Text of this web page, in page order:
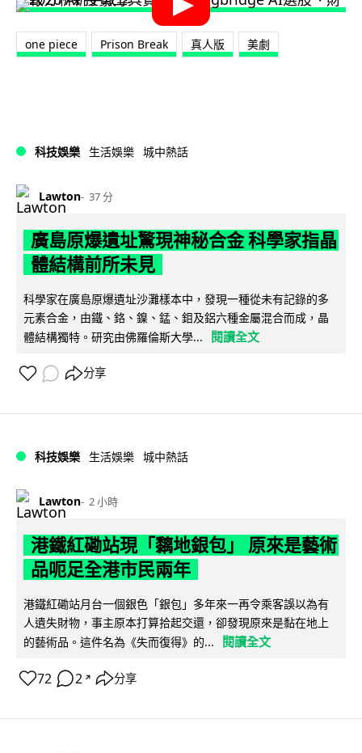
one piece Prison Break 真人版 美劇
科技娛樂 生活娛樂 城中熱話
Lawton 37 分
廣島原爆遺址驚現神秘合金 科學家指晶
體結構前所未見
科學家在廣島原爆遺址沙灘樣本中，發現一種從未有記錄的多
元素合金，由鐵、鉻、鎳、錳、鉬及鋁六種金屬混合而成，晶
體結構獨特。研究由佛羅倫斯大學...
閱讀全文
分享
科技娛樂 生活娛樂 城中熱話
Lawton 2 小時
港鐵紅磡站現「黐地銀包」 原來是藝術
品呃足全港市民兩年
港鐵紅磡站月台一個銀色「銀包」多年來一再令乘客誤以為有
人遺失財物，事主原本打算拾起交還，卻發現原來是黏在地上
的藝術品。這件名為《失而復得》的...
閱讀全文
72 2 ↗ 分享